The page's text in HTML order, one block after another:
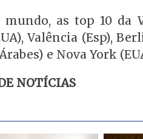
mundo, as top 10 da
Valência (Esp),
e Nova York
NOTÍCIAS